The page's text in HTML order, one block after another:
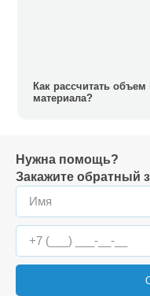
Как рассчитать объем
материала?
Нужна помощь?
Закажите обратный